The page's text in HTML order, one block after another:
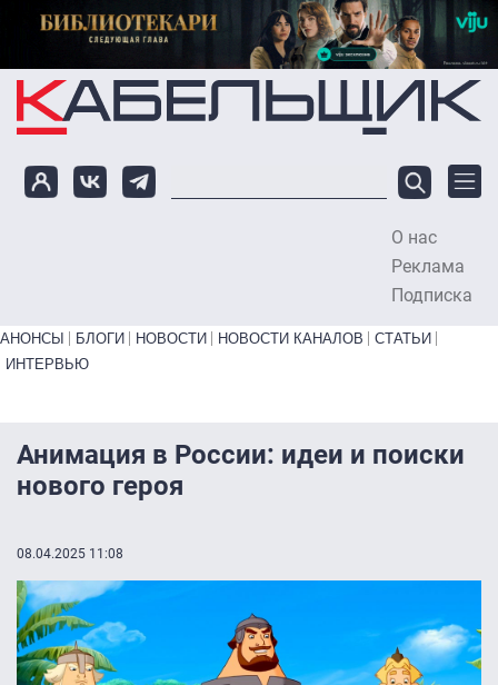
Перейти к основному содержанию
О нас
Реклама
Подписка
Primary links bottom
АНОНСЫ БЛОГИ НОВОСТИ НОВОСТИ КАНАЛОВ
СТАТЬИ
ИНТЕРВЬЮ
Анимация в России: идеи и поиски
нового героя
08.04.2025 11:08